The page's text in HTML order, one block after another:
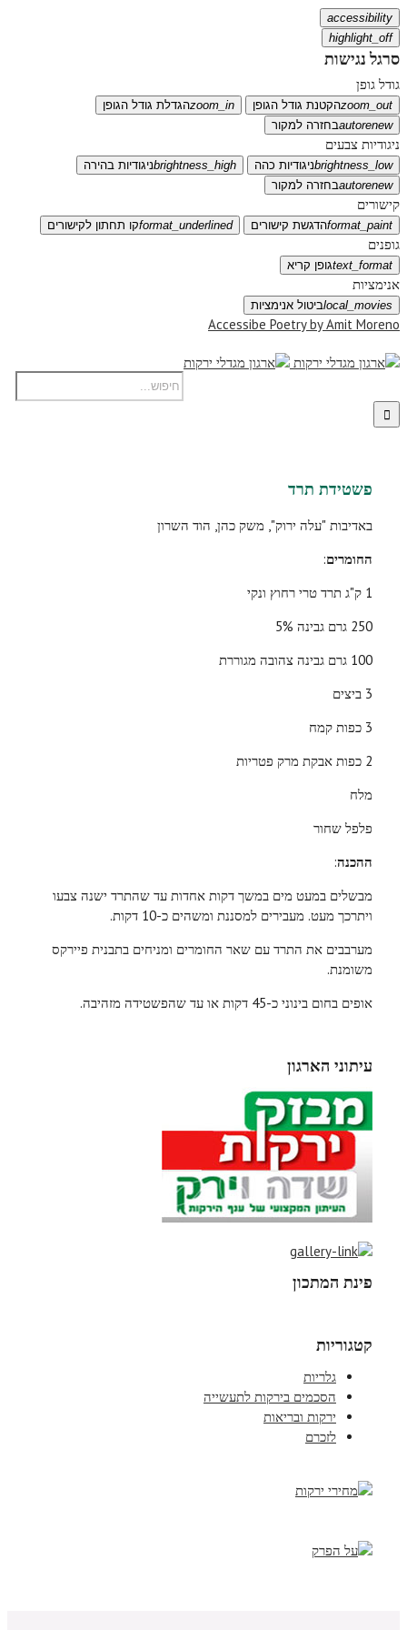
accessibility
highlight_off
סרגל נגישות
גודל גופן
zoom_outהקטנת גודל הגופן zoom_inהגדלת גודל הגופן
autorenewבחזרה למקור
ניגודיות צבעים
brightness_lowניגודיות כהה brightness_highניגודיות בהירה
autorenewבחזרה למקור
קישורים
format_paintהדגשת קישורים format_underlinedקו תחתון לקישורים
גופנים
text_formatגופן קריא
אנימציות
local_moviesביטול אנימציות
Accessibe Poetry by Amit Moreno
פשטידת תרד
באדיבות "עלה ירוק", משק כהן, הוד השרון
החומרים:
1 ק"ג תרד טרי רחוץ ונקי
250 גרם גבינה 5%
100 גרם גבינה צהובה מגוררת
3 ביצים
3 כפות קמח
2 כפות אבקת מרק פטריות
מלח
פלפל שחור
ההכנה:
מבשלים במעט מים במשך דקות אחדות עד שהתרד ישנה צבעו
ויתרכך מעט. מעבירים למסננת ומשהים כ-10 דקות.
מערבבים את התרד עם שאר החומרים ומניחים בתבנית פיירקס
משומנת.
אופים בחום בינוני כ-45 דקות או עד שהפשטידה מזהיבה.
עיתוני הארגון
פינת המתכון
קטגוריות
גלריות
הסכמים בירקות לתעשייה
ירקות ובריאות
לזכרם